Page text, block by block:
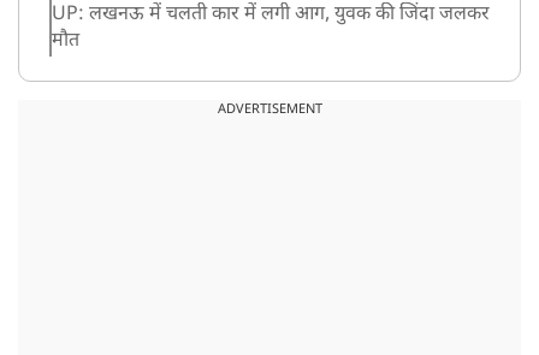
UP: लखनऊ में चलती कार में लगी आग, युवक की जिंदा जलकर
मौत
ADVERTISEMENT